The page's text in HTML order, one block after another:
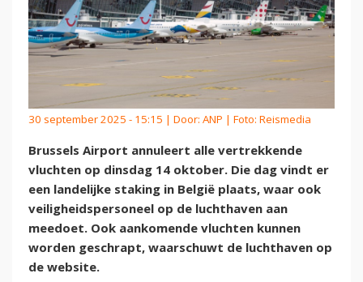
30 september 2025 - 15:15 | Door: ANP | Foto: Reismedia
Brussels Airport annuleert alle vertrekkende
vluchten op dinsdag 14 oktober. Die dag vindt er
een landelijke staking in België plaats, waar ook
veiligheidspersoneel op de luchthaven aan
meedoet. Ook aankomende vluchten kunnen
worden geschrapt, waarschuwt de luchthaven op
de website.